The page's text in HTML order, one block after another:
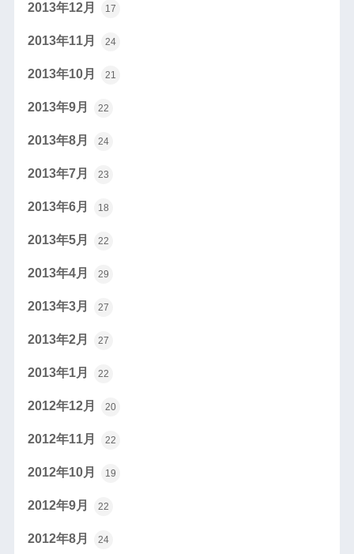
2013年12月 17
2013年11月 24
2013年10月 21
2013年9月 22
2013年8月 24
2013年7月 23
2013年6月 18
2013年5月 22
2013年4月 29
2013年3月 27
2013年2月 27
2013年1月 22
2012年12月 20
2012年11月 22
2012年10月 19
2012年9月 22
2012年8月 24